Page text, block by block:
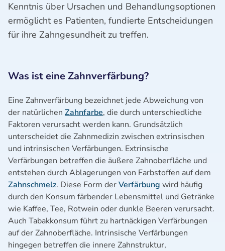
Kenntnis über Ursachen und Behandlungsoptionen
ermöglicht es Patienten, fundierte Entscheidungen
für ihre Zahngesundheit zu treffen.
Was ist eine Zahnverfärbung?
Eine Zahnverfärbung bezeichnet jede Abweichung von
der natürlichen Zahnfarbe, die durch unterschiedliche
Faktoren verursacht werden kann. Grundsätzlich
unterscheidet die Zahnmedizin zwischen extrinsischen
und intrinsischen Verfärbungen. Extrinsische
Verfärbungen betreffen die äußere Zahnoberfläche und
entstehen durch Ablagerungen von Farbstoffen auf dem
Zahnschmelz. Diese Form derVerfärbung wird häufig
durch den Konsum färbender Lebensmittel und Getränke
wie Kaffee, Tee, Rotwein oder dunkle Beeren verursacht.
Auch Tabakkonsum führt zu hartnäckigen Verfärbungen
auf der Zahnoberfläche. Intrinsische Verfärbungen
hingegen betreffen die innere Zahnstruktur,